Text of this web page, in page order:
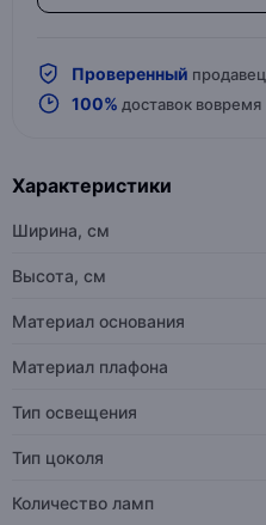
Проверенный продавец
100% доставок вовремя
Характеристики
Ширина, см
Высота, см
Материал основания
Материал плафона
Тип освещения
Тип цоколя
Количество ламп